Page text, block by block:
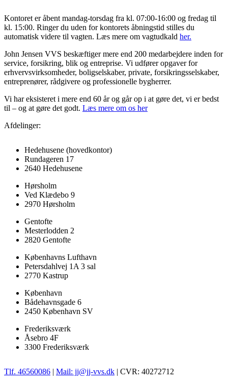
Kontoret er åbent mandag-torsdag fra kl. 07:00-16:00 og fredag til
kl. 15:00. Ringer du uden for kontorets åbningstid stilles du
automatisk videre til vagten. Læs mere om vagtudkald her.
John Jensen VVS beskæftiger mere end 200 medarbejdere inden for
service, forsikring, blik og entreprise. Vi udfører opgaver for
erhvervsvirksomheder, boligselskaber, private, forsikringsselskaber,
entreprenører, rådgivere og professionelle bygherrer.
Vi har eksisteret i mere end 60 år og går op i at gøre det, vi er bedst
til – og at gøre det godt. Læs mere om os her
Afdelinger:
Hedehusene (hovedkontor)
Rundageren 17
2640 Hedehusene
Hørsholm
Ved Klædebo 9
2970 Hørsholm
Gentofte
Mesterlodden 2
2820 Gentofte
Københavns Lufthavn
Petersdahlvej 1A 3 sal
2770 Kastrup
København
Bådehavnsgade 6
2450 København SV
Frederiksværk
Åsebro 4F
3300 Frederiksværk
Tlf. 46560086 | Mail: jj@jj-vvs.dk | CVR: 40272712